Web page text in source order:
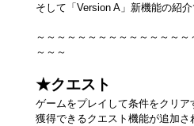
そして「Version A」新機能の紹介
～～～～～～～～～～～～～～
～～～
★クエスト
ゲームをプレイして条件をクリ
獲得できるクエスト機能が追加さ